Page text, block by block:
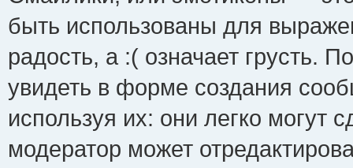
быть использованы для
радость, а :( означает грусть.
увидеть в форме создания
используя их: они легко могут
модератор может